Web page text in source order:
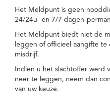
Het Meldpunt is geen
24/24u- en 7/7 dagen-
Het Meldpunt biedt niet de
leggen of officieel aangifte te
misdrijf.
Indien u het slachtoffer werd
neer te leggen, neem dan
van uw keuze.